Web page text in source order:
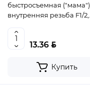
быстросъемная ("мама"),
внутренняя резьба F1/2,
(CN)
13.36 BYN
Купить